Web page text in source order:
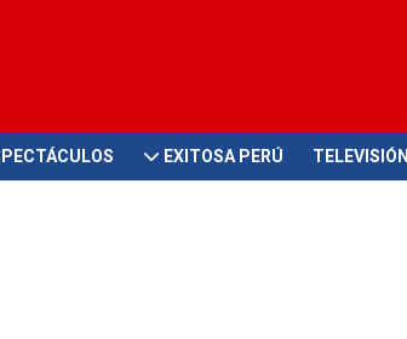
EXITOSA PERÚ TELEVISIÓN